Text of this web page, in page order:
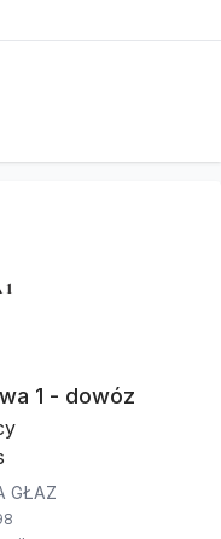
1 - dowóz
GŁAZ